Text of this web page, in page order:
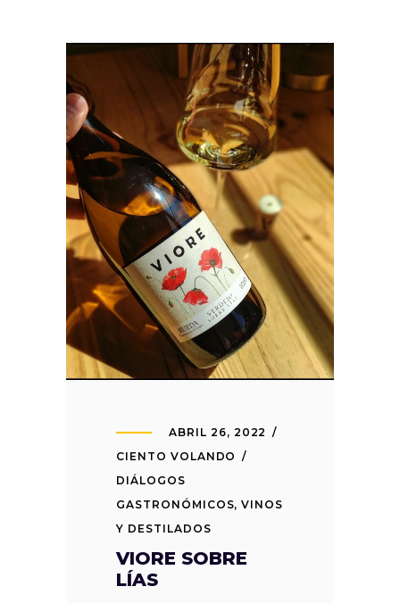
ABRIL 26, 2022
CIENTO VOLANDO
DIÁLOGOS
GASTRONÓMICOS,VINOS
Y DESTILADOS
VIORE SOBRE
LÍAS